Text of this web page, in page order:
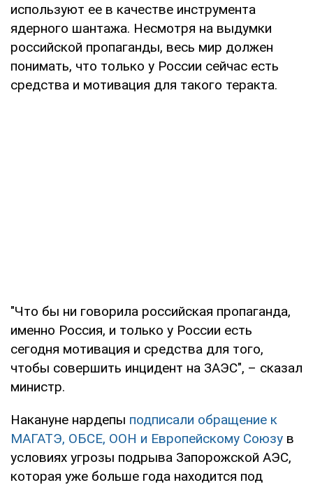
используют ее в качестве инструмента
ядерного шантажа. Несмотря на выдумки
российской пропаганды, весь мир должен
понимать, что только у России сейчас есть
средства и мотивация для такого теракта.
"Что бы ни говорила российская пропаганда,
именно Россия, и только у России есть
сегодня мотивация и средства для того,
чтобы совершить инцидент на ЗАЭС", – сказал
министр.
Накануне нардепы подписали обращение к
МАГАТЭ, ОБСЕ, ООН и Европейскому Союзу в
условиях угрозы подрыва Запорожской АЭС,
которая уже больше года находится под